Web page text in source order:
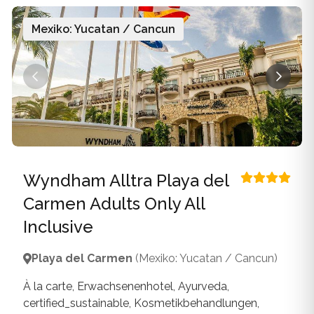
Thailand
Zypern
Mykonos
Naxos
Paros
Patmos
Santorin
Serifos
Sifnos
Skiathos
Skopelos
Mexiko: Yucatan / Cancun
Wyndham Alltra Playa del
Carmen Adults Only All
Inclusive
Playa del Carmen (Mexiko: Yucatan / Cancun)
À la carte, Erwachsenenhotel, Ayurveda,
certified_sustainable, Kosmetikbehandlungen,